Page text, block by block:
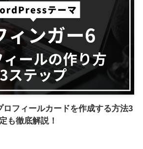
ロフィールカードを作成する方法3
も徹底解説！